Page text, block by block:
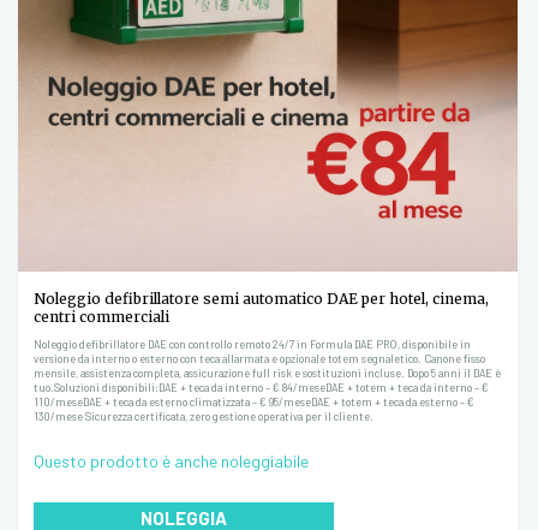
Noleggio defibrillatore semi automatico DAE per hotel, cinema,
centri commerciali
Noleggio defibrillatore DAE con controllo remoto 24/7 in Formula DAE PRO, disponibile in
versione da interno o esterno con teca allarmata e opzionale totem segnaletico. Canone fisso
mensile, assistenza completa, assicurazione full risk e sostituzioni incluse. Dopo 5 anni il DAE è
tuo.Soluzioni disponibili:DAE + teca da interno – € 84/meseDAE + totem + teca da interno – €
110/meseDAE + teca da esterno climatizzata – € 95/meseDAE + totem + teca da esterno – €
130/mese Sicurezza certificata, zero gestione operativa per il cliente.
Questo prodotto è anche noleggiabile
NOLEGGIA